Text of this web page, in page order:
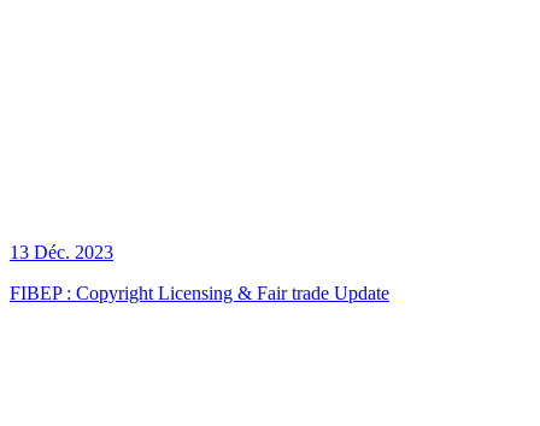
13 Déc. 2023
FIBEP : Copyright Licensing & Fair trade Update